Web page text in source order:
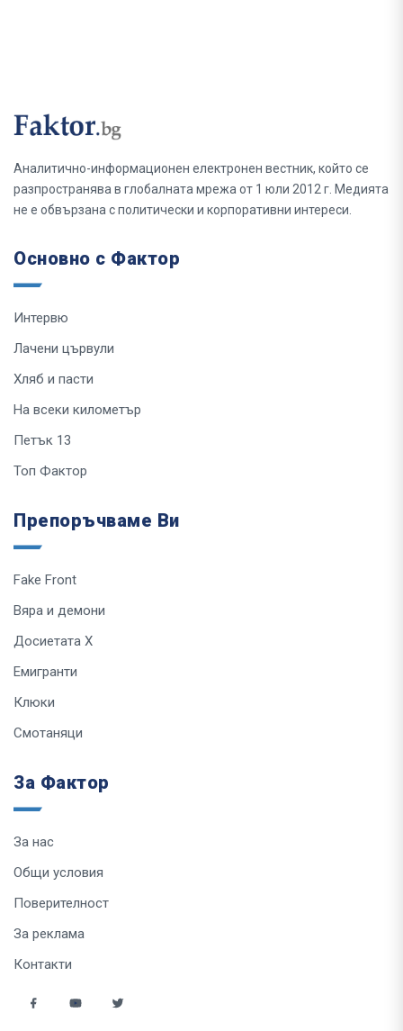
Аналитично-информационен електронен вестник, който се
разпространява в глобалната мрежа от 1 юли 2012 г. Медията
не е обвързана с политически и корпоративни интереси.
Основно с Фактор
Интервю
Лачени цървули
Хляб и пасти
На всеки километър
Петък 13
Топ Фактор
Препоръчваме Ви
Fake Front
Вяра и демони
Досиетата Х
Емигранти
Клюки
Смотаняци
За Фактор
За нас
Общи условия
Поверителност
За реклама
Контакти